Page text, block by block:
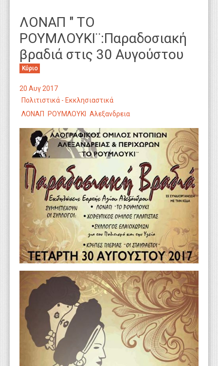
ΛΟΝΑΠ " ΤΟ
ΡΟΥΜΛΟΥΚΙ¨:Παραδοσιακή
βραδιά στις 30 Αυγούστου
Κύριο
20 Αυγ 2017
Πολιτιστικά - Εκκλησιαστικά
ΛΟΝΑΠ
ΡΟΥΜΛΟΥΚΙ Αλεξανδρεια
Τεχνολογία
Εκπαίδευση
Υγεία
Βιβλιοθήκη Απόψεων
WEBTV